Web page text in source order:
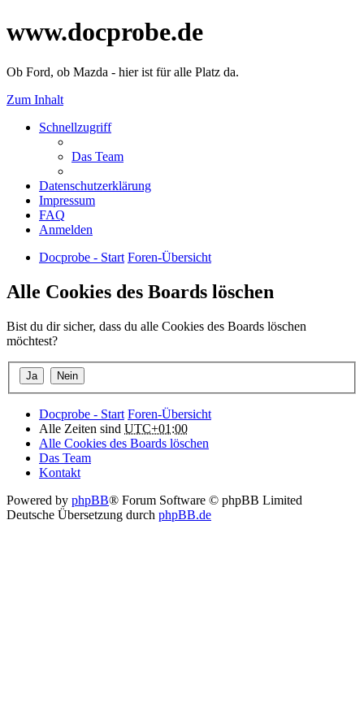
www.docprobe.de
Ob Ford, ob Mazda - hier ist für alle Platz da.
Zum Inhalt
Schnellzugriff
Das Team
Datenschutzerklärung
Impressum
FAQ
Anmelden
Docprobe - Start Foren-Übersicht
Alle Cookies des Boards löschen
Bist du dir sicher, dass du alle Cookies des Boards löschen
möchtest?
Docprobe - Start Foren-Übersicht
Alle Zeiten sind UTC+01:00
Alle Cookies des Boards löschen
Das Team
Kontakt
Powered by phpBB® Forum Software © phpBB Limited
Deutsche Übersetzung durch phpBB.de